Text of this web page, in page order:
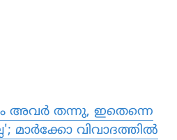
അവർ തന്നു, ഇതെന്നെ
മാർക്കോ വിവാദത്തിൽ